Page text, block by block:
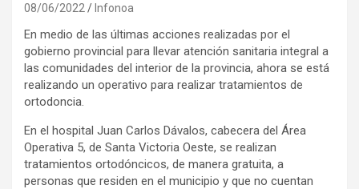
08/06/2022 Infonoa
En medio de las últimas acciones realizadas por el
gobierno provincial para llevar atención sanitaria integral a
las comunidades del interior de la provincia, ahora se está
realizando un operativo para realizar tratamientos de
ortodoncia.
En el hospital Juan Carlos Dávalos, cabecera del Área
Operativa 5, de Santa Victoria Oeste, se realizan
tratamientos ortodóncicos, de manera gratuita, a
personas que residen en el municipio y que no cuentan